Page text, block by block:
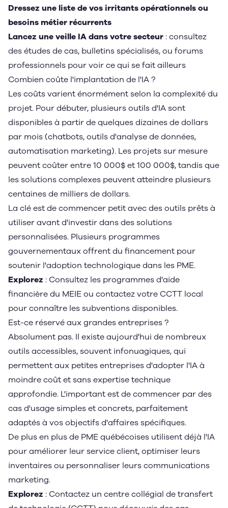
Dressez une liste de vos irritants opérationnels ou
besoins métier récurrents
Lancez une veille IA dans votre secteur : consultez
des études de cas, bulletins spécialisés, ou forums
professionnels pour voir ce qui se fait ailleurs
Combien coûte l'implantation de l'IA ?
Les coûts varient énormément selon la complexité du
projet. Pour débuter, plusieurs outils d'IA sont
disponibles à partir de quelques dizaines de dollars
par mois (chatbots, outils d'analyse de données,
automatisation marketing). Les projets sur mesure
peuvent coûter entre 10 000$ et 100 000$, tandis que
les solutions complexes peuvent atteindre plusieurs
centaines de milliers de dollars.
La clé est de commencer petit avec des outils prêts à
utiliser avant d'investir dans des solutions
personnalisées. Plusieurs programmes
gouvernementaux offrent du financement pour
soutenir l'adoption technologique dans les PME.
Explorez : Consultez les programmes d'aide
financière du MEIE ou contactez votre CCTT local
pour connaître les subventions disponibles.
Est-ce réservé aux grandes entreprises ?
Absolument pas. Il existe aujourd'hui de nombreux
outils accessibles, souvent infonuagiques, qui
permettent aux petites entreprises d'adopter l'IA à
moindre coût et sans expertise technique
approfondie. L'important est de commencer par des
cas d'usage simples et concrets, parfaitement
adaptés à vos objectifs d'affaires spécifiques.
De plus en plus de PME québécoises utilisent déjà l'IA
pour améliorer leur service client, optimiser leurs
inventaires ou personnaliser leurs communications
marketing.
Explorez : Contactez un centre collégial de transfert